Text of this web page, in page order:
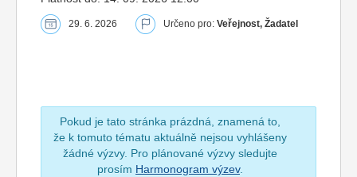
29. 6. 2026 Určeno pro: Veřejnost, Žadatel
Pokud je tato stránka prázdná, znamená to,
že k tomuto tématu aktuálně nejsou vyhlášeny
žádné výzvy. Pro plánované výzvy sledujte
prosím Harmonogram výzev.